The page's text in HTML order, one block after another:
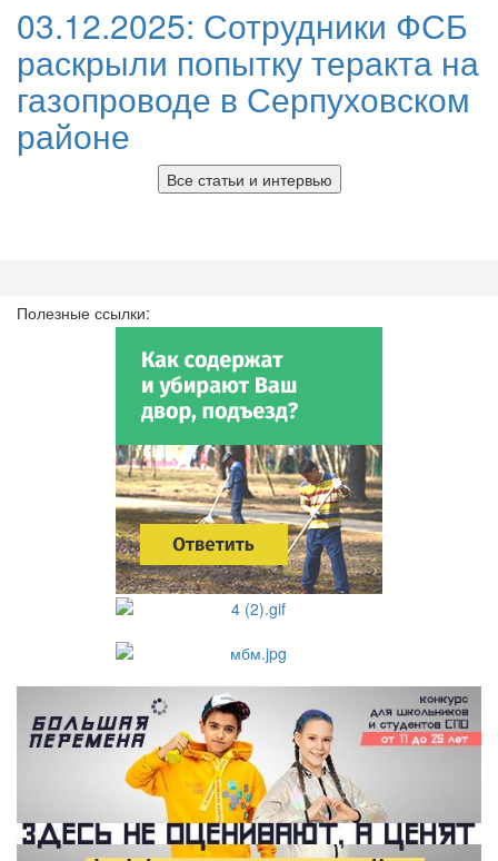
03.12.2025: Сотрудники ФСБ
раскрыли попытку теракта на
газопроводе в Серпуховском
районе
Все статьи и интервью
Полезные ссылки: